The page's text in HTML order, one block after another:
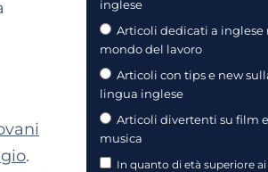
.
inglese
Articoli dedicati a inglese
mondo del lavoro
Articoli con tips e new
lingua inglese
Articoli divertenti su film e
musica
In quanto di età superiore ai